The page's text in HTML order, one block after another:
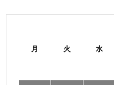
月 火 水